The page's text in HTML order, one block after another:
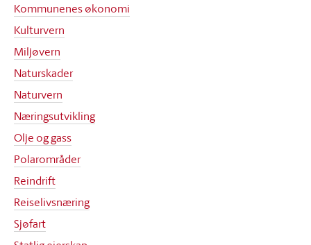
Kommunenes økonomi
Kulturvern
Miljøvern
Naturskader
Naturvern
Næringsutvikling
Olje og gass
Polarområder
Reindrift
Reiselivsnæring
Sjøfart